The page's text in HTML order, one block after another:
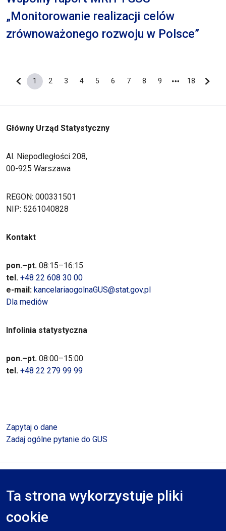
Ta strona wykorzystuje pliki
cookie
„Monitorowanie realizacji celów
zrównoważonego rozwoju w Polsce”
Poprzednia strona
Bieżąca strona
1
Strona
2
Strona
3
Strona
4
Strona
5
Strona
6
Strona
7
Strona
8
Strona
9
Ostatnia
18
Główny Urząd Statystyczny
Al. Niepodległości 208,
00-925 Warszawa
REGON: 000331501
NIP: 5261040828
Kontakt
pon.–pt. 08:15–16:15
tel. +48 22 608 30 00
e-mail: kancelariaogolnaGUS@stat.gov.pl
Dla mediów
Infolinia statystyczna
pon.–pt. 08:00–15:00
tel. +48 22 279 99 99
Zapytaj o dane
Zadaj ogólne pytanie do GUS
RODO